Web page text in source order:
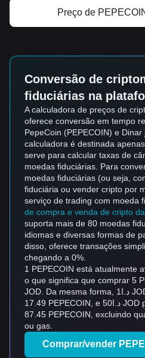
Preço de
Conversão de
fiduciárias na
A calculadora de preços de
oferece conversão em tempo
PepeCoin (PEPECOIN) e
calculadora é destinada
serve para calcular taxas de
moedas fiduciárias. Para
moedas fiduciárias (ou seja,
fiduciária ou vender cripto por
serviço de trading com moeda
de compra e venda de cripto
suporta mais de 80 moedas
idiomas e diversas formas de
disso, oferece transações
chegando a 0%.
1 PEPECOIN está atualmente
o que significa que comprar 5
JOD. Da mesma forma, د.ا1 JOD pode ser convertido em
17.49 PEPECOIN, e د.ا50 JOD pode ser convertido em
87.45 PEPECOIN, excluindo
ou gas.
Comprar/vender